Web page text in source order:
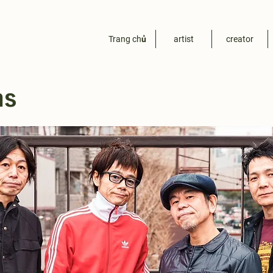
Trang chủ artist creator